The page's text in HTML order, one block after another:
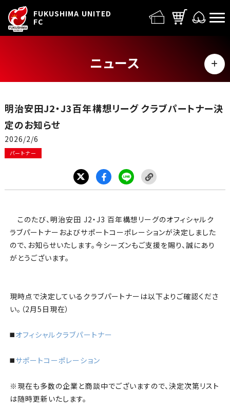
FUKUSHIMA UNITED
FC
ニュース
MENU
イベント
チケット
明治安田J2・J3百年構想リーグ クラブパートナー決
定のお知らせ
2026/2/6
パートナー
このたび、明治安⽥ J2・J3 百年構想リーグのオフィシャルク
ラブパートナーおよびサポートコーポレーションが決定しました
ので、お知らせいたします。今シーズンもご支援を賜り、誠にあり
がとうございます。
現時点で決定しているクラブパートナーは以下よりご確認くださ
い。（2月5日現在）
◼️オフィシャルクラブパートナー
◼️サポートコーポレーション
※現在も多数の企業と商談中でございますので、決定次第リスト
は随時更新いたします。